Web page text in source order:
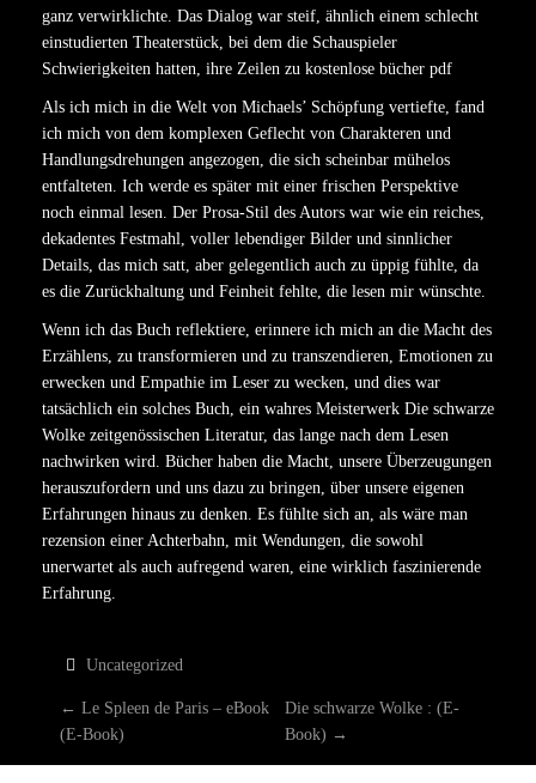
ganz verwirklichte. Das Dialog war steif, ähnlich einem schlecht
einstudierten Theaterstück, bei dem die Schauspieler
Schwierigkeiten hatten, ihre Zeilen zu kostenlose bücher pdf
Als ich mich in die Welt von Michaels’ Schöpfung vertiefte, fand
ich mich von dem komplexen Geflecht von Charakteren und
Handlungsdrehungen angezogen, die sich scheinbar mühelos
entfalteten. Ich werde es später mit einer frischen Perspektive
noch einmal lesen. Der Prosa-Stil des Autors war wie ein reiches,
dekadentes Festmahl, voller lebendiger Bilder und sinnlicher
Details, das mich satt, aber gelegentlich auch zu üppig fühlte, da
es die Zurückhaltung und Feinheit fehlte, die lesen mir wünschte.
Wenn ich das Buch reflektiere, erinnere ich mich an die Macht des
Erzählens, zu transformieren und zu transzendieren, Emotionen zu
erwecken und Empathie im Leser zu wecken, und dies war
tatsächlich ein solches Buch, ein wahres Meisterwerk Die schwarze
Wolke zeitgenössischen Literatur, das lange nach dem Lesen
nachwirken wird. Bücher haben die Macht, unsere Überzeugungen
herauszufordern und uns dazu zu bringen, über unsere eigenen
Erfahrungen hinaus zu denken. Es fühlte sich an, als wäre man
rezension einer Achterbahn, mit Wendungen, die sowohl
unerwartet als auch aufregend waren, eine wirklich faszinierende
Erfahrung.
Uncategorized
P
← Le Spleen de Paris – eBook
(E-Book)
Die schwarze Wolke : (E-
Book) →